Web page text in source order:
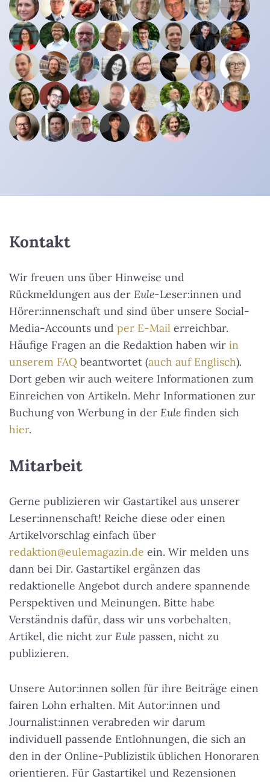
Kontakt
Wir freuen uns über Hinweise und
Rückmeldungen aus der Eule-Leser:innen und
Hörer:innenschaft und sind über unsere Social-
Media-Accounts und per E-Mail erreichbar.
Häufige Fragen an die Redaktion haben wir in
unserem FAQ beantwortet (auch auf Englisch).
Dort geben wir auch weitere Informationen zum
Einreichen von Artikeln. Mehr Informationen zur
Buchung von Werbung in der Eule finden sich
hier.
Mitarbeit
Gerne publizieren wir Gastartikel aus unserer
Leser:innenschaft! Reiche diese oder einen
Artikelvorschlag einfach über
redaktion@eulemagazin.de ein. Wir melden uns
dann bei Dir. Gastartikel ergänzen das
redaktionelle Angebot durch andere spannende
Perspektiven und Meinungen. Bitte habe
Verständnis dafür, dass wir uns vorbehalten,
Artikel, die nicht zur Eule passen, nicht zu
publizieren.
Unsere Autor:innen sollen für ihre Beiträge einen
fairen Lohn erhalten. Mit Autor:innen und
Journalist:innen verabreden wir darum
individuell passende Entlohnungen, die sich an
den in der Online-Publizistik üblichen Honoraren
orientieren. Für Gastartikel und Rezensionen